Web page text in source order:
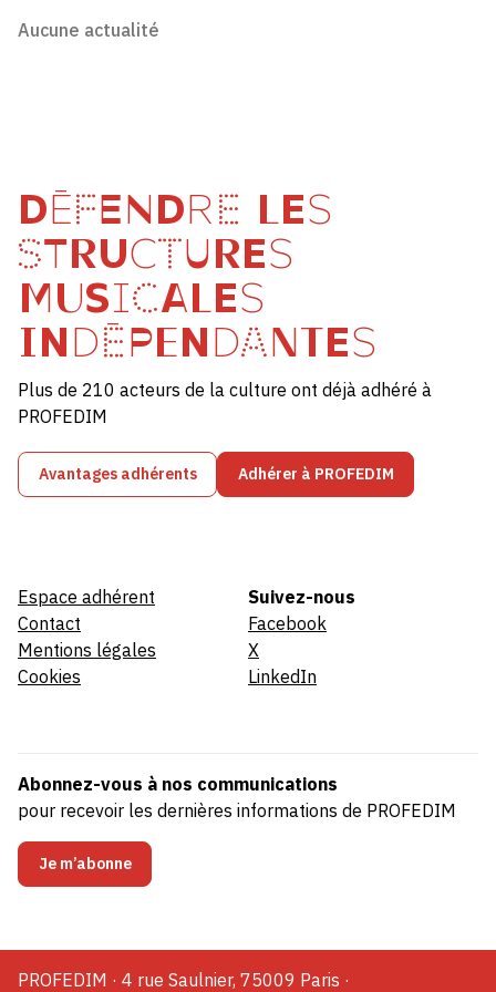
Aucune actualité
DÉFENDRE LES
STRUCTURES
MUSICALES
INDÉPENDANTES
Plus de 210 acteurs de la culture ont déjà adhéré à
PROFEDIM
Avantages adhérents Adhérer à PROFEDIM
Espace adhérent
Contact
Mentions légales
Cookies
Suivez-nous
Facebook
X
LinkedIn
Abonnez-vous à nos communications
pour recevoir les dernières informations de PROFEDIM
Je m’abonne
PROFEDIM · 4 rue Saulnier, 75009 Paris ·